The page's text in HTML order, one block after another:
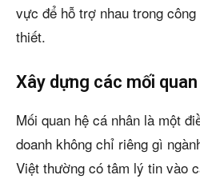
vực để hỗ trợ nhau trong
thiết.
Xây dựng các mối
Mối quan hệ cá nhân là một
doanh không chỉ riêng gì
Việt thường có tâm lý tin vào